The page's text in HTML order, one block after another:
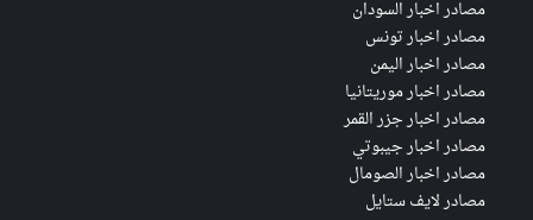
مصادر اخبار السودان
مصادر اخبار تونس
مصادر اخبار اليمن
مصادر اخبار موريتانيا
مصادر اخبار جزر القمر
مصادر اخبار جيبوتي
مصادر اخبار الصومال
مصادر لايف ستايل